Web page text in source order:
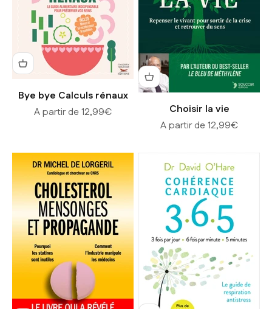
Bye bye Calculs rénaux
Prix de vente
A partir de 12,99€
Choisir la vie
Prix de vente
A partir de 12,99€